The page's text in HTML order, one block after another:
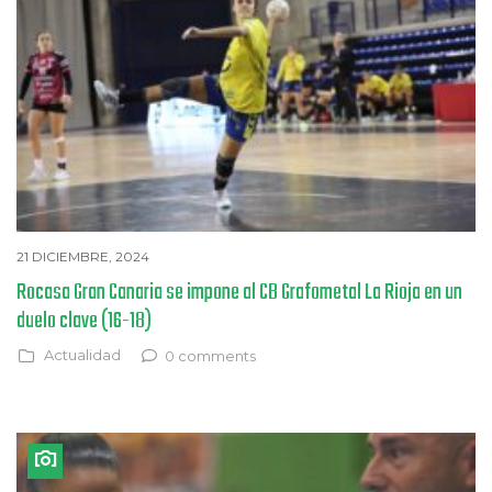
21 DICIEMBRE, 2024
Rocasa Gran Canaria se impone al CB Grafometal La Rioja en un
duelo clave (16-18)
Actualidad 0 comments